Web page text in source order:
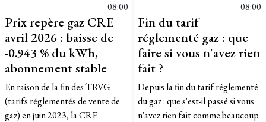
08:00
Prix repère gaz CRE
avril 2026 : baisse de
-0.943 % du kWh,
abonnement stable
En raison de la fin des TRVG
(tarifs réglementés de vente de
gaz) en juin 2023, la CRE
08:00
Fin du tarif
réglementé gaz : que
faire si vous n'avez rien
fait ?
Depuis la fin du tarif réglementé
du gaz : que s'est-il passé si vous
n'avez rien fait comme beaucoup